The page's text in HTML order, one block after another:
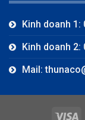
Kinh doanh 1:
Kinh doanh 2:
Mail: